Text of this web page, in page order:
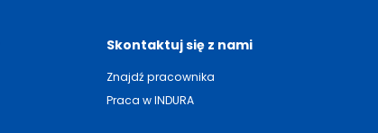
Skontaktuj się z nami
Znajdź pracownika
Praca w INDURA